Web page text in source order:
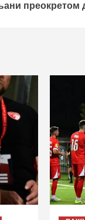
преокретом